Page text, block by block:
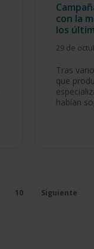
con la
los
29 de
Tras
que
habían
10 Siguiente